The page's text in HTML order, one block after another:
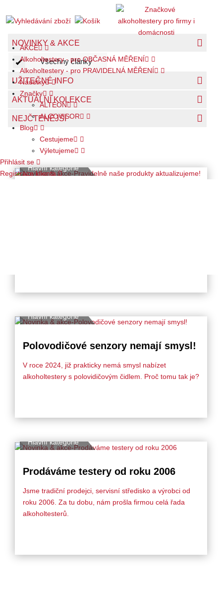
AKCE
Alkoholtestery - pro OBČASNÁ MĚŘENÍ
Alkoholtestery - pro PRAVIDELNÁ MĚŘENÍ
Náustky
Značky
ALTEON
ALCOVISOR
Blog
Cestujeme
Výletujeme
Přihlásit se
Registrace klienta
NOVINKY & AKCE
Všechny články
UŽITEČNÉ INFO
AKTUÁLNÍ KOLEKCE
NEJČTENĚJŠÍ
Hlavní kategorie
Hlavní kategorie
Polovodičové senzory nemají smysl!
V roce 2024, již prakticky nemá smysl nabízet
alkoholtestery s polovidičovým čidlem. Proč tomu tak je?
Hlavní kategorie
Prodáváme testery od roku 2006
Jsme tradiční prodejci, servisní středisko a výrobci od
roku 2006. Za tu dobu, nám prošla firmou celá řada
alkoholtesterů.